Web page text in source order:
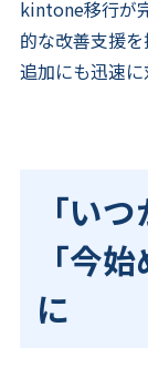
kintone移行が
的な改善支援
追加にも迅速に
「い
「今
に